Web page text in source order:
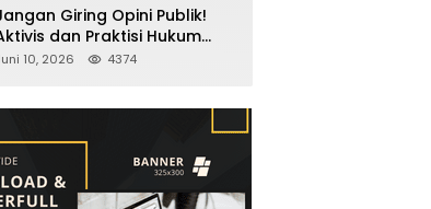
Karhutla
Giring Opini Publik!
dan Praktisi Hukum
Yunus Bantah
10, 2026 4374